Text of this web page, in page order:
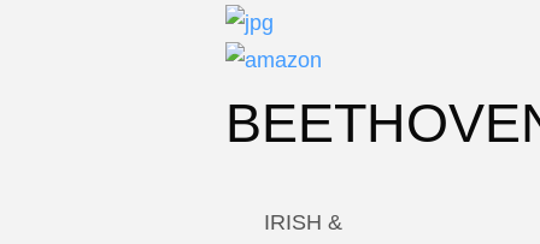
IRISH &